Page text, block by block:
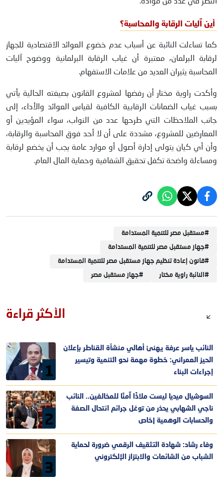
أين آليات الرقابة والمحاسبة؟
كما تساءلت النائبة عن أسباب عدم خضوع العوائد الاقتصادية للجهاز
لرقابة البرلمان، معتبرة أن غياب الرقابة البرلمانية ووضوح آليات
المحاسبة يثيران العديد من علامات الاستفهام.
وأكدت راوية مختار أن رفضها لمشروع القانون بصيغته الحالية يأتي
بسبب غياب الضمانات الرقابية الكافية لقياس العوائد والأداء، إلى
جانب الملاحظات التي طرحها عدد من النواب، سواء المؤيدين أو
المعارضين للمشروع، مشددة على أن لا أحد فوق المحاسبة والرقابة،
وأن أي كيان يتولى إدارة أصول أو موارد عامة يجب أن يخضع لرقابة
ومساءلة واضحة تكفل تحقيق الشفافية وحماية المال العام.
#مستقبل مصر للتنمية المستدامة
#جهاز مستقبل مصر للتنمية المستدامة
#قانون إعادة تنظيم جهاز مستقبل مصر للتنمية المستدامة
# النائبة راوية مختار #جهاز مستقبل مصر
الأكثر قراءة
1
النائب ياسر عرفة يهنئ أهالي منشأة القناطر بإعلان
الحيز العمراني: خطوة مهمة نحو التنمية وتيسير
إجراءات البناء
2
السوشيال ميديا ليست ملاذًا آمنًا للمخالفين.. النائب
ناجي الشهابي يحذر من توغل جرائم انتحال الصفة
والحسابات الوهمية |خاص
3
وفاء رشاد: شهادة التثقيف الرقمي ضرورة لحماية
الشباب من الشائعات والابتزاز الإلكتروني